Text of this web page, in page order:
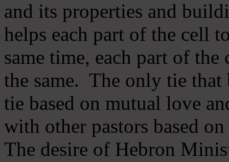
and its properties and
helps each part of the cell
same time, each part of
the same. The only tie that
tie based on mutual love
with other pastors based
The desire of Hebron